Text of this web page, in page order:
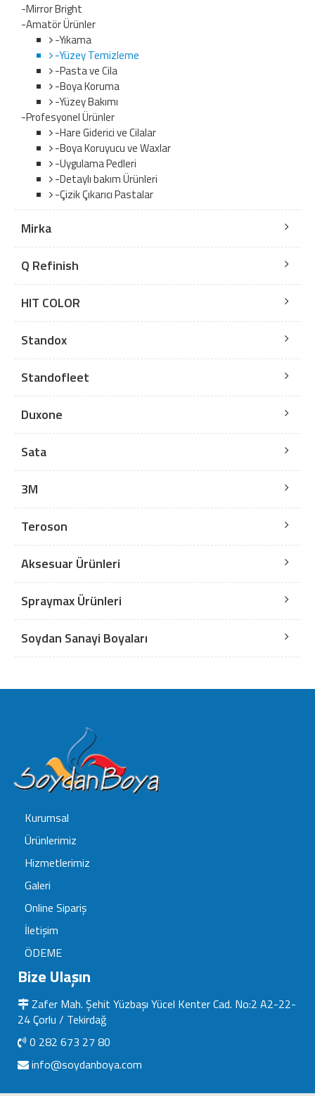
-Mirror Bright
-Amatör Ürünler
-Yıkama
-Yüzey Temizleme
-Pasta ve Cila
-Boya Koruma
-Yüzey Bakımı
-Profesyonel Ürünler
-Hare Giderici ve Cilalar
-Boya Koruyucu ve Waxlar
-Uygulama Pedleri
-Detaylı bakım Ürünleri
-Çizik Çıkarıcı Pastalar
Mirka
Q Refinish
HIT COLOR
Standox
Standofleet
Duxone
Sata
3M
Teroson
Aksesuar Ürünleri
Spraymax Ürünleri
Soydan Sanayi Boyaları
Kurumsal
Ürünlerimiz
Hizmetlerimiz
Galeri
Online Sipariş
İletişim
ÖDEME
Bize Ulaşın
Zafer Mah. Şehit Yüzbaşı Yücel Kenter Cad. No:2 A2-22-
24 Çorlu / Tekirdağ
0 282 673 27 80
info@soydanboya.com